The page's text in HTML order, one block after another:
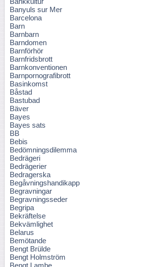
Banyuls sur Mer
Barcelona
Barn
Barnbarn
Barndomen
Barnförhör
Barnfridsbrott
Barnkonventionen
Barnpornografibrott
Basinkomst
Båstad
Bastubad
Bäver
Bayes
Bayes sats
BB
Bebis
Bedömningsdilemma
Bedrägeri
Bedrägerier
Bedragerska
Begåvningshandikapp
Begravningar
Begravningsseder
Begripa
Bekräftelse
Bekvämlighet
Belarus
Bemötande
Bengt Brülde
Bengt Holmström
Bengt Lambe